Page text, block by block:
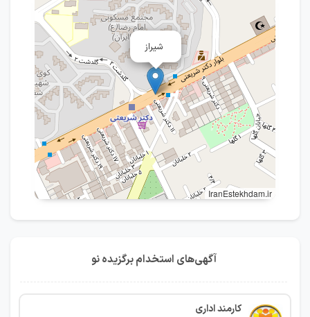
شیراز
IranEstekhdam.ir
آگهی‌های استخدام برگزیده نو
کارمند اداری